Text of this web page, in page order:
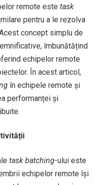
remote este task
pentru a le rezolva
concept simplu de
îmbunătățind
echipelor remote
În acest articol,
în echipele remote și
performanței și
task batching-ului este
echipelor remote își